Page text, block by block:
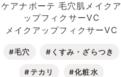
ケアナボーテ 毛穴肌メイクア
ップフィクサーVC
メイクアップフィクサーVC
#毛穴 #くすみ・ざらつき
#テカリ #化粧水